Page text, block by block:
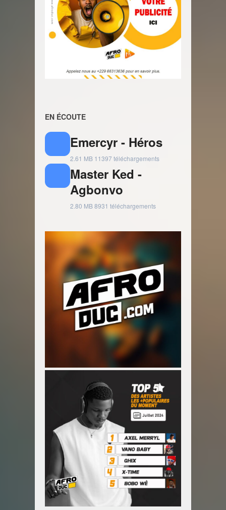
EN ÉCOUTE
Emercyr - Héros
2.61 MB 11397 téléchargements
Master Ked -
Agbonvo
2.80 MB8931 téléchargements